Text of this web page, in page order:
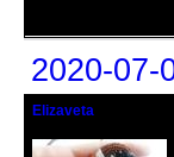
2020-07-
Elizaveta